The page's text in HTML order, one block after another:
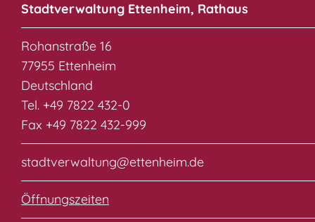
Stadtverwaltung Ettenheim, Rathaus
Rohanstraße 16
77955 Ettenheim
Deutschland
Tel. +49 7822 432-0
Fax +49 7822 432-999
stadtverwaltung@ettenheim.de
Öffnungszeiten